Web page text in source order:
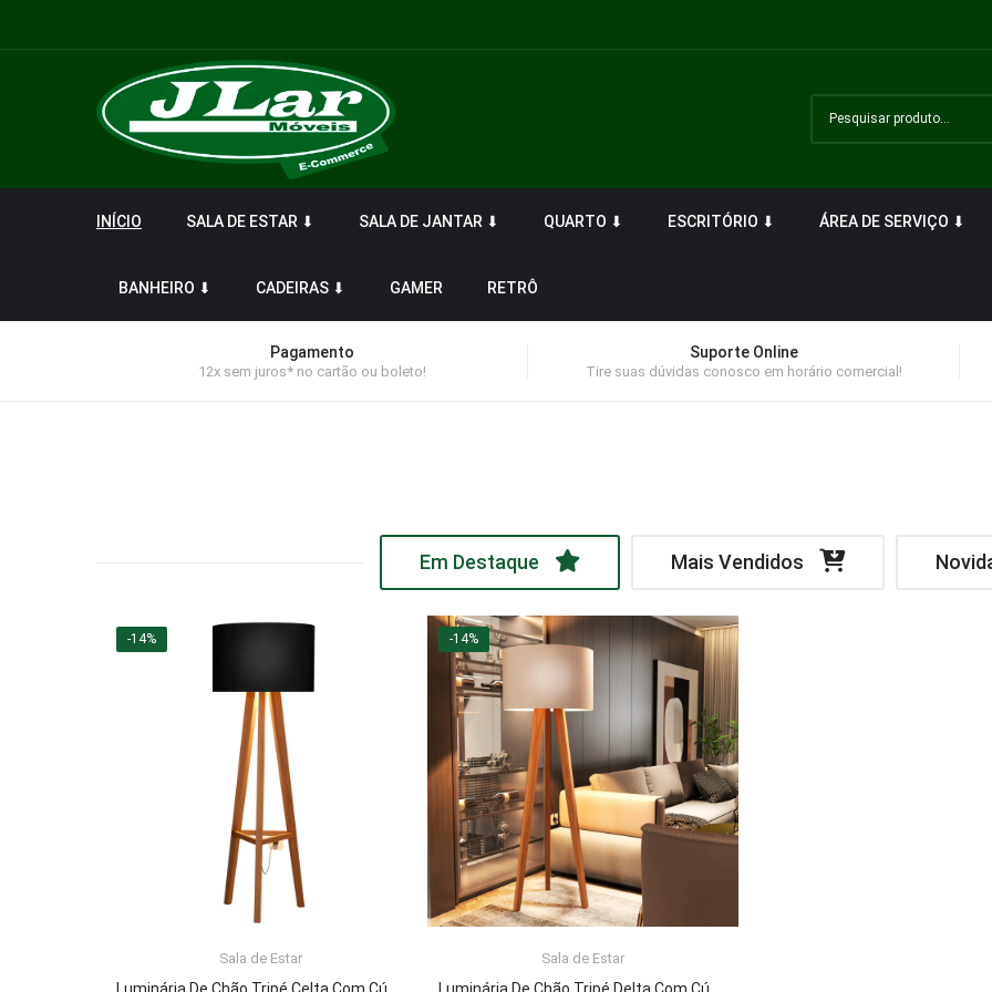
INÍCIO SALA DE ESTAR ⬇ SALA DE JANTAR ⬇ QUARTO ⬇ ESCRITÓRIO ⬇ ÁREA DE SERVIÇO ⬇
BANHEIRO ⬇ CADEIRAS ⬇ GAMER RETRÔ
Pagamento
12x sem juros* no cartão ou boleto!
Suporte Online
Tire suas dúvidas conosco em horário comercial!
Em Destaque Mais Vendidos
-14%
Sala de Estar
ADICIONAR AO CARRINHO
-14%
Sala de Estar
LER MAIS